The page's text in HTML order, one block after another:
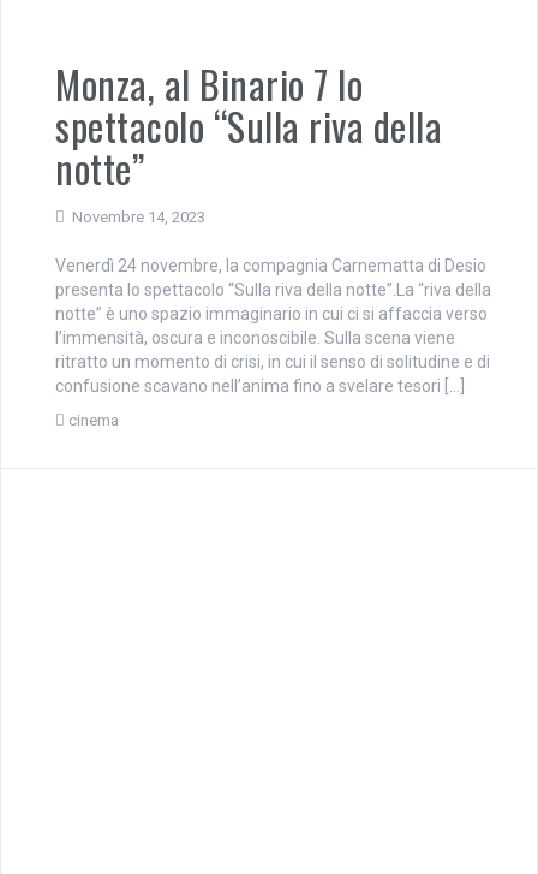
Monza, al Binario 7 lo
spettacolo “Sulla riva della
notte”
Novembre 14, 2023
Venerdì 24 novembre, la compagnia Carnematta di Desio
presenta lo spettacolo “Sulla riva della notte”.La “riva della
notte” è uno spazio immaginario in cui ci si affaccia verso
l’immensità, oscura e inconoscibile. Sulla scena viene
ritratto un momento di crisi, in cui il senso di solitudine e di
confusione scavano nell’anima fino a svelare tesori […]
cinema